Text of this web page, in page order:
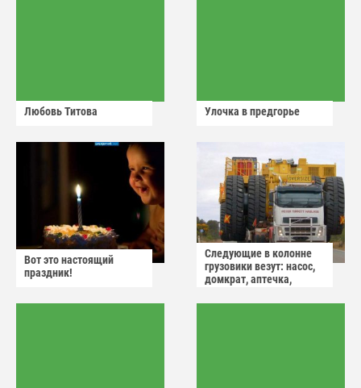
Любовь Титова Улочка в предгорье
Вот это настоящий
праздник!
Следующие в колонне
грузовики везут: насос,
домкрат, аптечка,